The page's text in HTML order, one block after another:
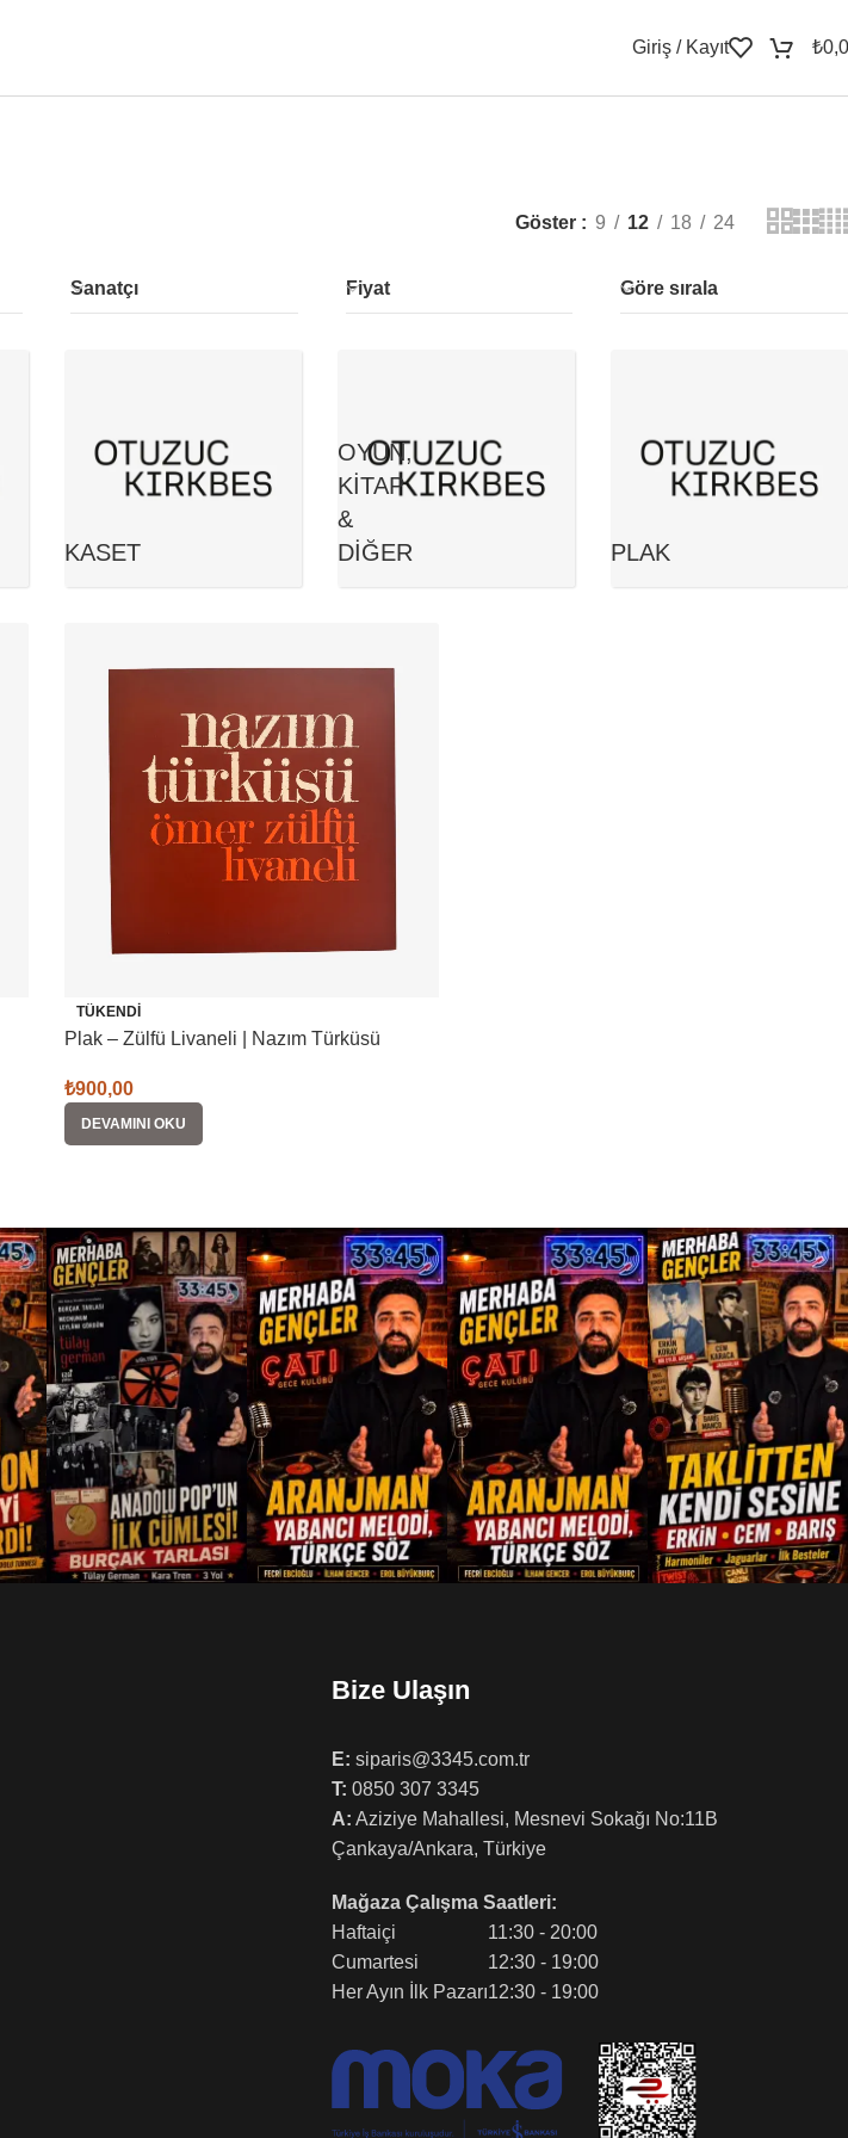
Giriş / Kayıt ₺
Göster 9 12 18 24
Sanatçı Fiyat Göre sırala
KASET
OYUN,
KITAP
&
DIĞER
PLAK
TÜKENDI
Plak – Zülfü Livaneli | Nazım Türküsü
₺900,00
DEVAMINI OKU
Bize Ulaşın
E: siparis@3345.com.tr
T: 0850 307 3345
A: Aziziye Mahallesi, Mesnevi Sokağı No:11B
Çankaya/Ankara, Türkiye
Mağaza Çalışma Saatleri:
Haftaiçi
Cumartesi
Her Ayın İlk Pazarı
11:30 - 20:00
12:30 - 19:00
12:30 - 19:00